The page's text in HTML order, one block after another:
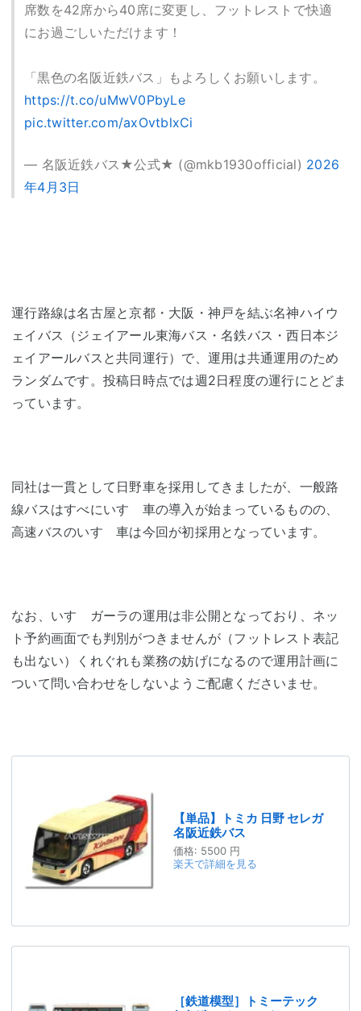
席数を42席から40席に変更し、フットレストで快適
にお過ごしいただけます！
「黒色の名阪近鉄バス」もよろしくお願いします。
https://t.co/uMwV0PbyLe
pic.twitter.com/axOvtblxCi
— 名阪近鉄バス★公式★ (@mkb1930official) 2026
年4月3日
運行路線は名古屋と京都・大阪・神戸を結ぶ名神ハイウ
ェイバス（ジェイアール東海バス・名鉄バス・西日本ジ
ェイアールバスと共同運行）で、運用は共通運用のため
ランダムです。投稿日時点では週2日程度の運行にとどま
っています。
同社は一貫として日野車を採用してきましたが、一般路
線バスはすべにいすゞ車の導入が始まっているものの、
高速バスのいすゞ車は今回が初採用となっています。
なお、いすゞガーラの運用は非公開となっており、ネッ
ト予約画面でも判別がつきませんが（フットレスト表記
も出ない）くれぐれも業務の妨げになるので運用計画に
ついて問い合わせをしないようご配慮くださいませ。
【単品】トミカ 日野 セレガ
名阪近鉄バス
価格: 5500 円
楽天で詳細を見る
［鉄道模型］トミーテック